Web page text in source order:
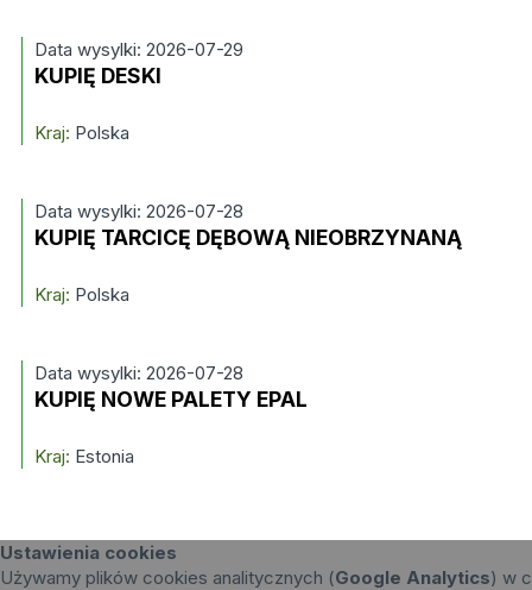
Data wysylki: 2026-07-29
KUPIĘ DESKI
Kraj: Polska
Data wysylki: 2026-07-28
KUPIĘ TARCICĘ DĘBOWĄ NIEOBRZYNANĄ
Kraj: Polska
Data wysylki: 2026-07-28
KUPIĘ NOWE PALETY EPAL
Kraj: Estonia
Ustawienia cookies
Używamy plików cookies analitycznych (Google Analytics) w